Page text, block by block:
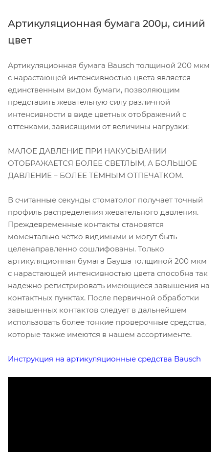
Артикуляционная бумага 200µ, синий
цвет
Артикуляционная бумага Bausch толщиной 200 мкм
с нарастающей интенсивностью цвета является
единственным видом бумаги, позволяющим
представить жевательную силу различной
интенсивности в виде цветных отображений с
оттенками, зависящими от величины нагрузки:
МАЛОЕ ДАВЛЕНИЕ ПРИ НАКУСЫВАНИИ
ОТОБРАЖАЕТСЯ БОЛЕЕ СВЕТЛЫМ, А БОЛЬШОЕ
ДАВЛЕНИЕ – БОЛЕЕ ТЁМНЫМ ОТПЕЧАТКОМ.
В считанные секунды стоматолог получает точный
профиль распределения жевательного давления.
Преждевременные контакты становятся
моментально чётко видимыми и могут быть
целенаправленно сошлифованы. Только
артикуляционная бумага Бауша толщиной 200 мкм
с нарастающей интенсивностью цвета способна так
надёжно регистрировать имеющиеся завышения на
контактных пунктах. После первичной обработки
завышенных контактов следует в дальнейшем
использовать более тонкие проверочные средства,
которые также имеются в нашем ассортименте.
Инструкция на артикуляционные средства Bausch